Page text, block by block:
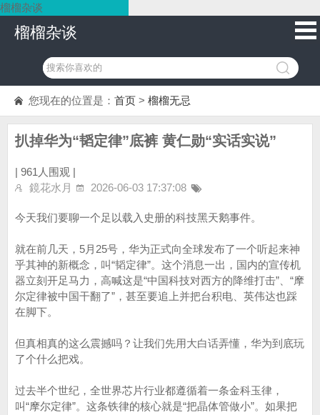
榴榴杂谈
榴榴杂谈
您现在的位置是： 首页 > 榴榴无忌
扒掉华为“韬定律”底裤 黄仁勋“实话实说”
| 961人围观 |
鏡花水月
2026-06-03 17:37:08
今天我们要聊一个足以载入史册的科技黑天鹅事件。
就在前几天，5月25号，华为正式向全球发布了一个听起来神
乎其神的新概念，叫“韬定律”。这个消息一出，国内的宣传机
器立刻开足马力，高喊这是“中国科技对西方的降维打击”、“摩
尔定律被中国干翻了”，甚至要追上并把台积电、英伟达也踩
在脚下。
但真相真的这么震撼吗？让我们先用大白话弄懂，华为到底玩
了个什么把戏。
过去半个世纪，全世界芯片行业都遵循着一条金科玉律，
叫“摩尔定律”。这条铁律的核心就是“把晶体管做小”。如果把